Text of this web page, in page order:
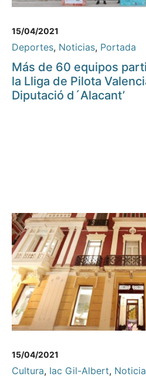
15/04/2021
Deportes, Noticias, Portada
Más de 60 equipos
la Lliga de Pilota
Diputació d´Alacant’
15/04/2021
Cultura, Iac Gil-Albert,